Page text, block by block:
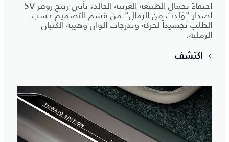
احتفاءً بجمال الطبيعة العربية الخالد، تأتي رينج روڤر SV
إصدار "وُلدت من الرمال" من قسم التصميم حسب
الطلب تجسيداً لحركة وتدرجات ألوان وهيبة الكثبان
الرملية.
اكتشف